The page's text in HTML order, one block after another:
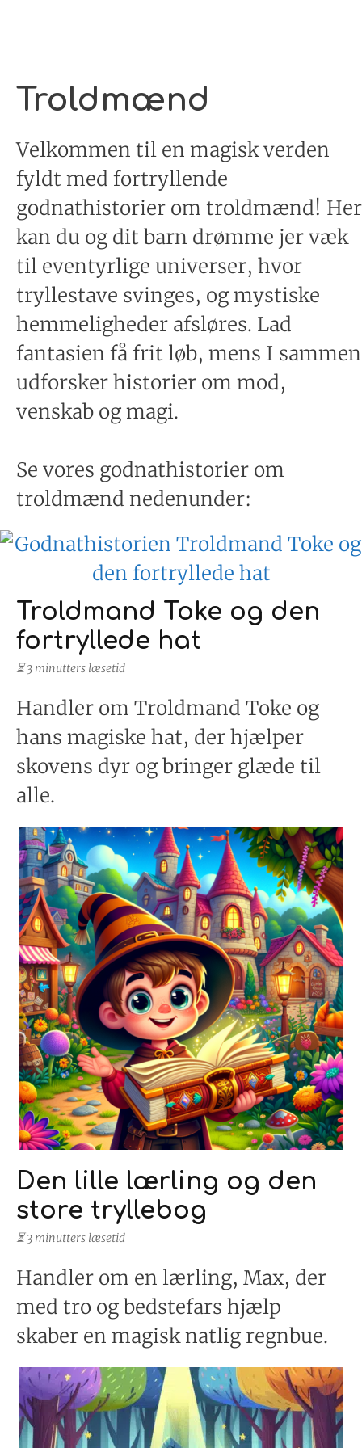
Troldmænd
Velkommen til en magisk verden
fyldt med fortryllende
godnathistorier om troldmænd! Her
kan du og dit barn drømme jer væk
til eventyrlige universer, hvor
tryllestave svinges, og mystiske
hemmeligheder afsløres. Lad
fantasien få frit løb, mens I sammen
udforsker historier om mod,
venskab og magi.
Se vores godnathistorier om
troldmænd nedenunder:
Troldmand Toke og den
fortryllede hat
⏳ 3 minutters læsetid
Handler om Troldmand Toke og
hans magiske hat, der hjælper
skovens dyr og bringer glæde til
alle.
Den lille lærling og den
store tryllebog
⏳ 3 minutters læsetid
Handler om en lærling, Max, der
med tro og bedstefars hjælp
skaber en magisk natlig regnbue.